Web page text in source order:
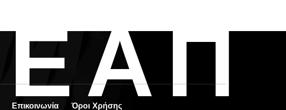
ΕΑΠ
Επικοινωνία Όροι Χρήσης